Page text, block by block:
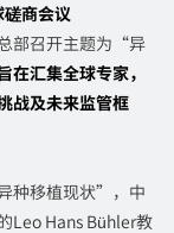
商会议
部召开主题为“异
在汇集全球专家，
战及未来监管框
种移植现状”，中
Leo Hans Bühler教